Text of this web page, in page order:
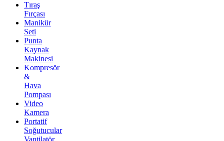
Tıraş
Fırçası
Manikür
Seti
Punta
Kaynak
Makinesi
Kompresör
&
Hava
Pompası
Video
Kamera
Portatif
Soğutucular